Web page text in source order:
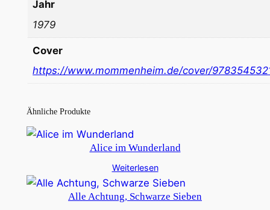
Jahr
1979
Cover
https://www.mommenheim.de/cover/
Ähnliche Produkte
Alice im Wunderland
Weiterlesen
Alle Achtung, Schwarze Sieben